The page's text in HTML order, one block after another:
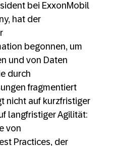
bei ExxonMobil
hat der
begonnen, um
und von Daten
durch
fragmentiert
nicht auf kurzfristiger
langfristiger Agilität:
von
Practices, der